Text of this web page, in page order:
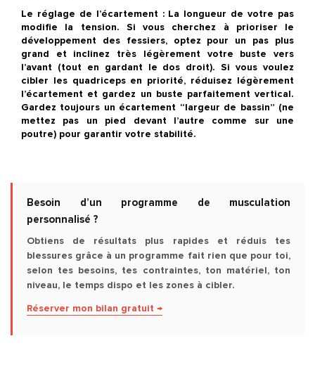
Le réglage de l’écartement :La longueur de votre pas
modifie la tension. Si vous cherchez à prioriser le
développement des fessiers, optez pour un pas plus
grand et inclinez très légèrement votre buste vers
l’avant (tout en gardant le dos droit). Si vous voulez
cibler les quadriceps en priorité, réduisez légèrement
l’écartement et gardez un buste parfaitement vertical.
Gardez toujours un écartement “largeur de bassin” (ne
mettez pas un pied devant l’autre comme sur une
poutre) pour garantir votre stabilité.
Besoin d’un programme de musculation
personnalisé ?
Obtiens de résultats plus rapides et réduis tes
blessures grâce à un programme fait rien que pour toi,
selon tes besoins, tes contraintes, ton matériel, ton
niveau, le temps dispo et les zones à cibler.
Réserver mon bilan gratuit →